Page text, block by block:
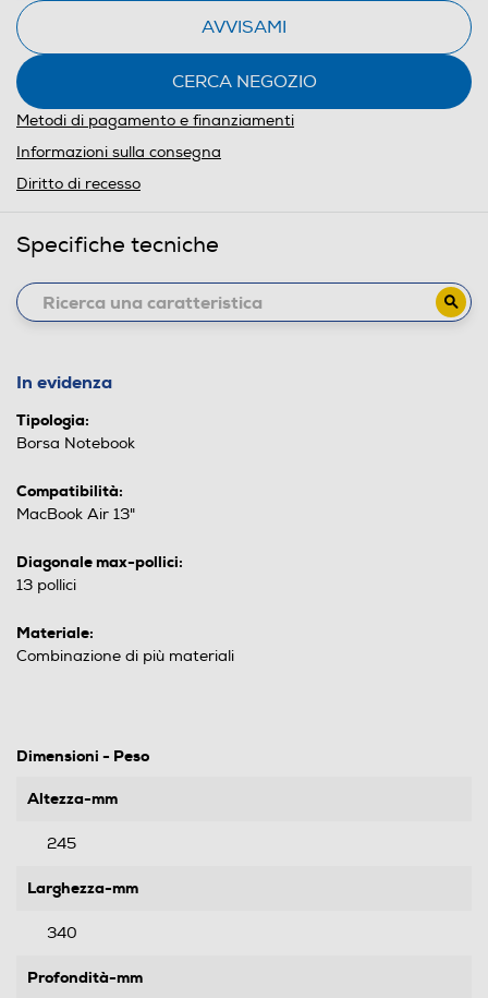
AVVISAMI
CERCA NEGOZIO
Metodi di pagamento e finanziamenti
Informazioni sulla consegna
Diritto di recesso
Specifiche tecniche
In evidenza
Tipologia:
Borsa Notebook
Compatibilità:
MacBook Air 13"
Diagonale max-pollici:
13 pollici
Materiale:
Combinazione di più materiali
Dimensioni - Peso
Altezza-mm
245
Larghezza-mm
340
Profondità-mm